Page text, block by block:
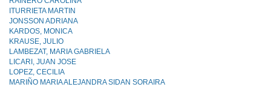
ITURRIETA MARTIN
JONSSON ADRIANA
KARDOS, MONICA
KRAUSE, JULIO
LAMBEZAT, MARIA GABRIELA
LICARI, JUAN JOSE
LOPEZ, CECILIA
MARIÑO MARIA ALEJANDRA SIDAN SORAIRA